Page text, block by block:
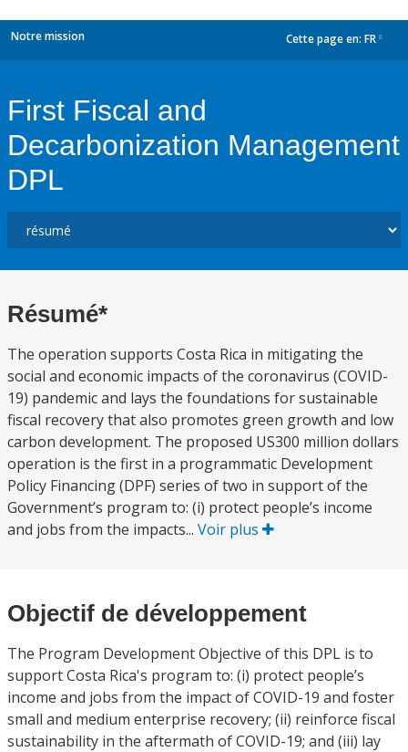
Notre mission Cette page en: FR
First Fiscal and
Decarbonization Management
DPL
Résumé*
The operation supports Costa Rica in mitigating the
social and economic impacts of the coronavirus (COVID-
19) pandemic and lays the foundations for sustainable
fiscal recovery that also promotes green growth and low
carbon development. The proposed US300 million dollars
operation is the first in a programmatic Development
Policy Financing (DPF) series of two in support of the
Government’s program to: (i) protect people’s income
and jobs from the impacts... Voir plus
Objectif de développement
The Program Development Objective of this DPL is to
support Costa Rica's program to: (i) protect people’s
income and jobs from the impact of COVID-19 and foster
small and medium enterprise recovery; (ii) reinforce fiscal
sustainability in the aftermath of COVID-19; and (iii) lay